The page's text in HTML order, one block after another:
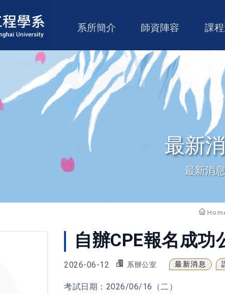
系所簡介 師資陣容 課
最新
最新消息
自辦CPE報名成
2026-06-12 系辦公室 最新消息
考試日期：2026/06/16（二）